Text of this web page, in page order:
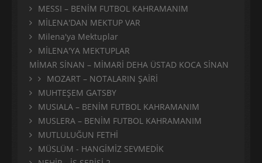
MESSI – BENİM FUTBOL KAHRAMANIM
MİLENA'DAN MEKTUP VAR
Milena'ya Mektuplar
MİLENA'YA MEKTUPLAR
MİMAR SİNAN – MİMARİ DEHA ÜSTAD KOCA SİNAN
MOZART – NOTALARIN ŞAİRİ
MUHTEŞEM GATSBY
MUSIALA – BENİM FUTBOL KAHRAMANIM
MUSLERA – BENİM FUTBOL KAHRAMANIM
MUTLULUĞUN FETHİ
MÜSLÜM - HANGİMİZ SEVMEDİK